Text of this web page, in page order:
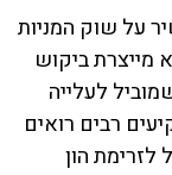
על שוק המניות
מייצרת ביקוש
לעלייה
רבים רואים
לזרימת הון